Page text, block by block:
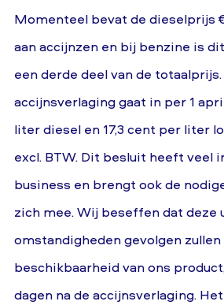
Momenteel bevat de dieselprijs
aan accijnzen en bij benzine is dit
een derde deel van de totaalprijs.
accijnsverlaging gaat in per 1
liter diesel en 17,3 cent per liter
excl. BTW. Dit besluit heeft veel
business en brengt ook de
zich mee. Wij beseffen dat deze
omstandigheden gevolgen
beschikbaarheid van ons
dagen na de accijnsverlaging.